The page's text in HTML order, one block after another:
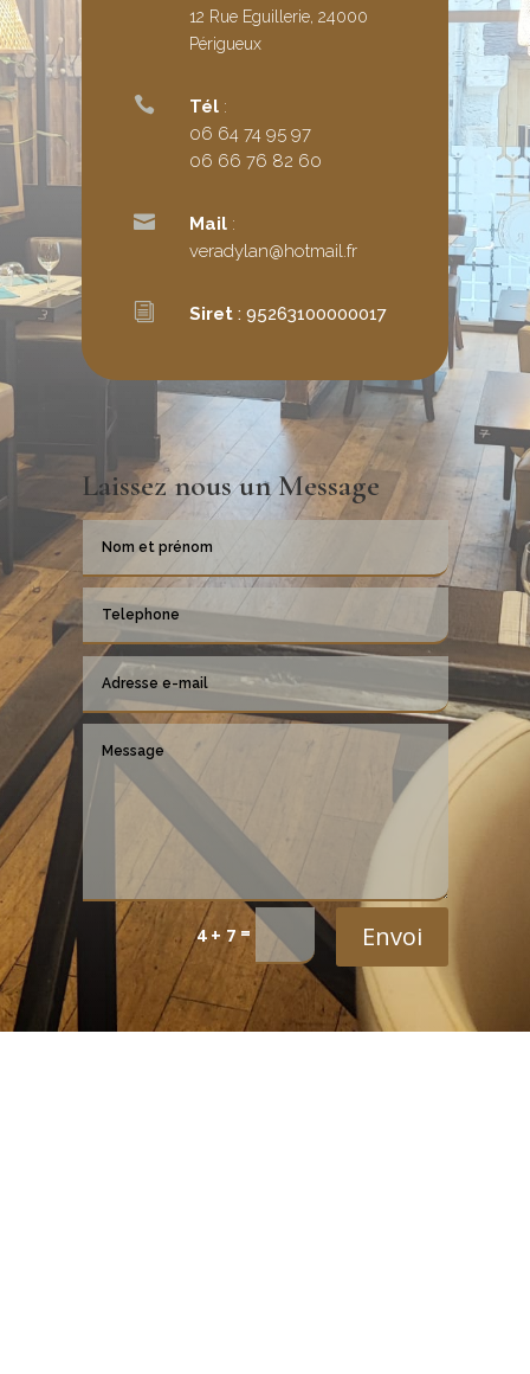
12 Rue Eguillerie, 24000
Périgueux
 Tél :
06 64 74 95 97
06 66 76 82 60
 Mail :
veradylan@hotmail.fr
i Siret : 95263100000017
Laissez nous un Message
4 + 7= Envoi
Alternative: